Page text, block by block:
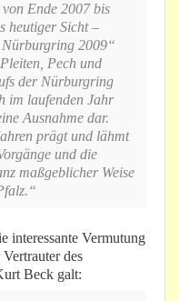
Ende 2007 bis
heutiger Sicht –
2009“
Pech und
der Nürburgring
im laufenden Jahr
Ausnahme dar.
prägt und lähmt
und die
maßgeblicher Weise
interessante Vermutung
des
Beck galt: